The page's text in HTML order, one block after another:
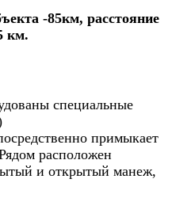
-85км, расстояние
км.
специальные
примыкает
расположен
и открытый манеж,